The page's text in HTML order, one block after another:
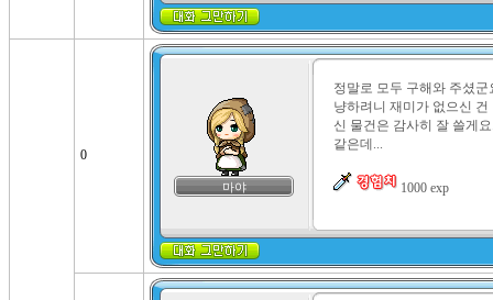
0
마야
정말로 모두 구해와 주셨
냥하려니 재미가 없으신
신 물건은 감사히 잘 쓸게
같은데...
1000 exp